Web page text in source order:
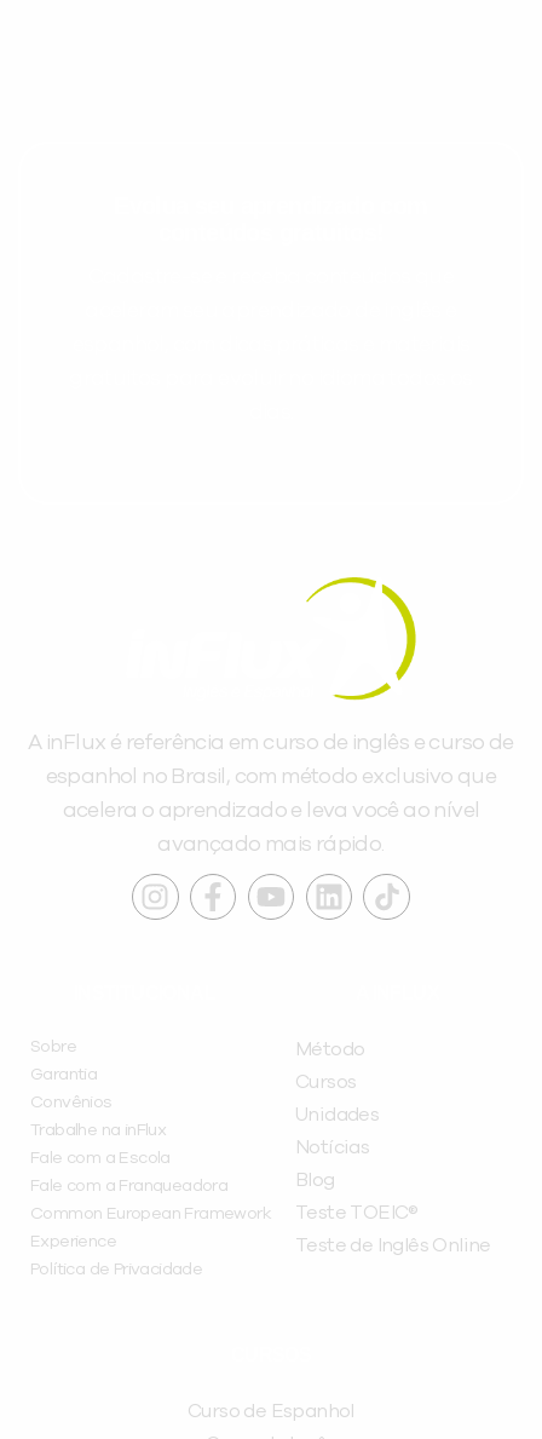
A inFlux é referência em curso de inglês e curso de
espanhol no Brasil, com método exclusivo que
acelera o aprendizado e leva você ao nível
avançado mais rápido.
Sobre
Garantia
Convênios
Trabalhe na inFlux
Fale com a Escola
Fale com a Franqueadora
Common European Framework
Experience
Política de Privacidade
Método
Cursos
Unidades
Notícias
Blog
Teste TOEIC®
Teste de Inglês Online
Curso de Espanhol